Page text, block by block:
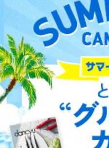
（本籍地を塗りつぶし
・運転免許証の写し
・住民票の写し
・健康保険証の被保険
D.手数料について
利用目的の通知、開示
いては、1回の申請ご
す。
郵送料：860円（内訳
人限定受取郵便270円)
(2024年10月1日現在)
※上記郵送料は国内郵
の郵送の場合は、実費
手数料等の支払方法
費用のお支払方法は、
ご利用方
総
アフィリエイト
プレスリリース
利用規約プライバシーポリシー 特定商取
投資家の皆様